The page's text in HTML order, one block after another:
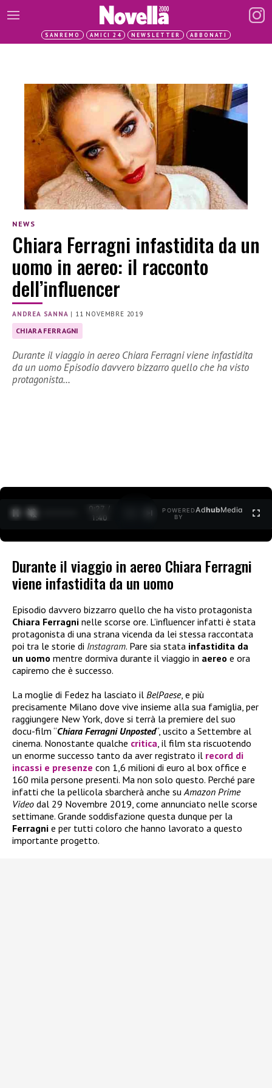
SANREMO AMICI 24 NEWSLETTER ABBONATI
NEWS
Chiara Ferragni infastidita da un
uomo in aereo: il racconto
dell’influencer
ANDREA SANNA | 11 NOVEMBRE 2019
CHIARA FERRAGNI
Durante il viaggio in aereo Chiara Ferragni viene infastidita
da un uomo Episodio davvero bizzarro quello che ha visto
protagonista…
0:27 /
1:40
POWERED
BY
AdhubMedia
Durante il viaggio in aereo Chiara Ferragni
viene infastidita da un uomo
Episodio davvero bizzarro quello che ha visto protagonista
Chiara Ferragni nelle scorse ore. L’influencer infatti è stata
protagonista di una strana vicenda da lei stessa raccontata
poi tra le storie di Instagram. Pare sia stata infastidita da
un uomo mentre dormiva durante il viaggio in aereo e ora
capiremo che è successo.
La moglie di Fedez ha lasciato il BelPaese, e più
precisamente Milano dove vive insieme alla sua famiglia, per
raggiungere New York, dove si terrà la premiere del suo
docu-film “Chiara Ferragni Unposted“, uscito a Settembre al
cinema. Nonostante qualche critica, il film sta riscuotendo
un enorme successo tanto da aver registrato il record di
incassi e presenze con 1,6 milioni di euro al box office e
160 mila persone presenti. Ma non solo questo. Perché pare
infatti che la pellicola sbarcherà anche suAmazon Prime
Video dal 29 Novembre 2019, come annunciato nelle scorse
settimane. Grande soddisfazione questa dunque per la
Ferragni e per tutti coloro che hanno lavorato a questo
importante progetto.